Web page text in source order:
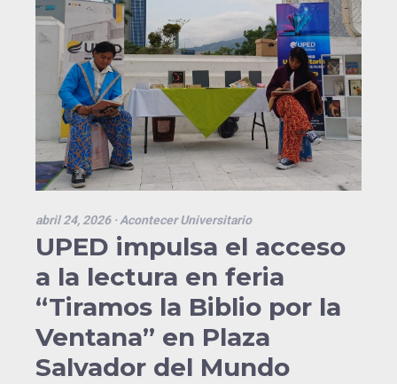
abril 24, 2026· Acontecer Universitario
UPED impulsa el acceso
a la lectura en feria
“Tiramos la Biblio por la
Ventana” en Plaza
Salvador del Mundo